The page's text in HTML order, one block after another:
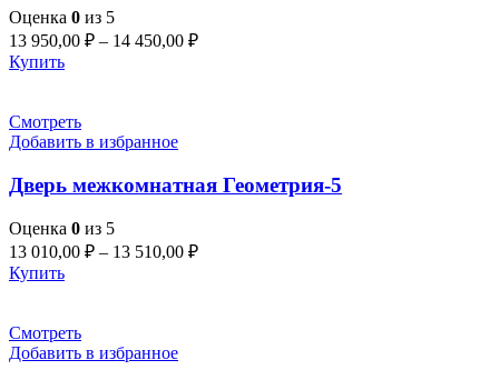
Оценка 0 из 5
13 950,00 ₽ – 14 450,00 ₽
Купить
Смотреть
Добавить в избранное
Дверь межкомнатная Геометрия-5
Оценка 0 из 5
13 010,00 ₽ – 13 510,00 ₽
Купить
Смотреть
Добавить в избранное